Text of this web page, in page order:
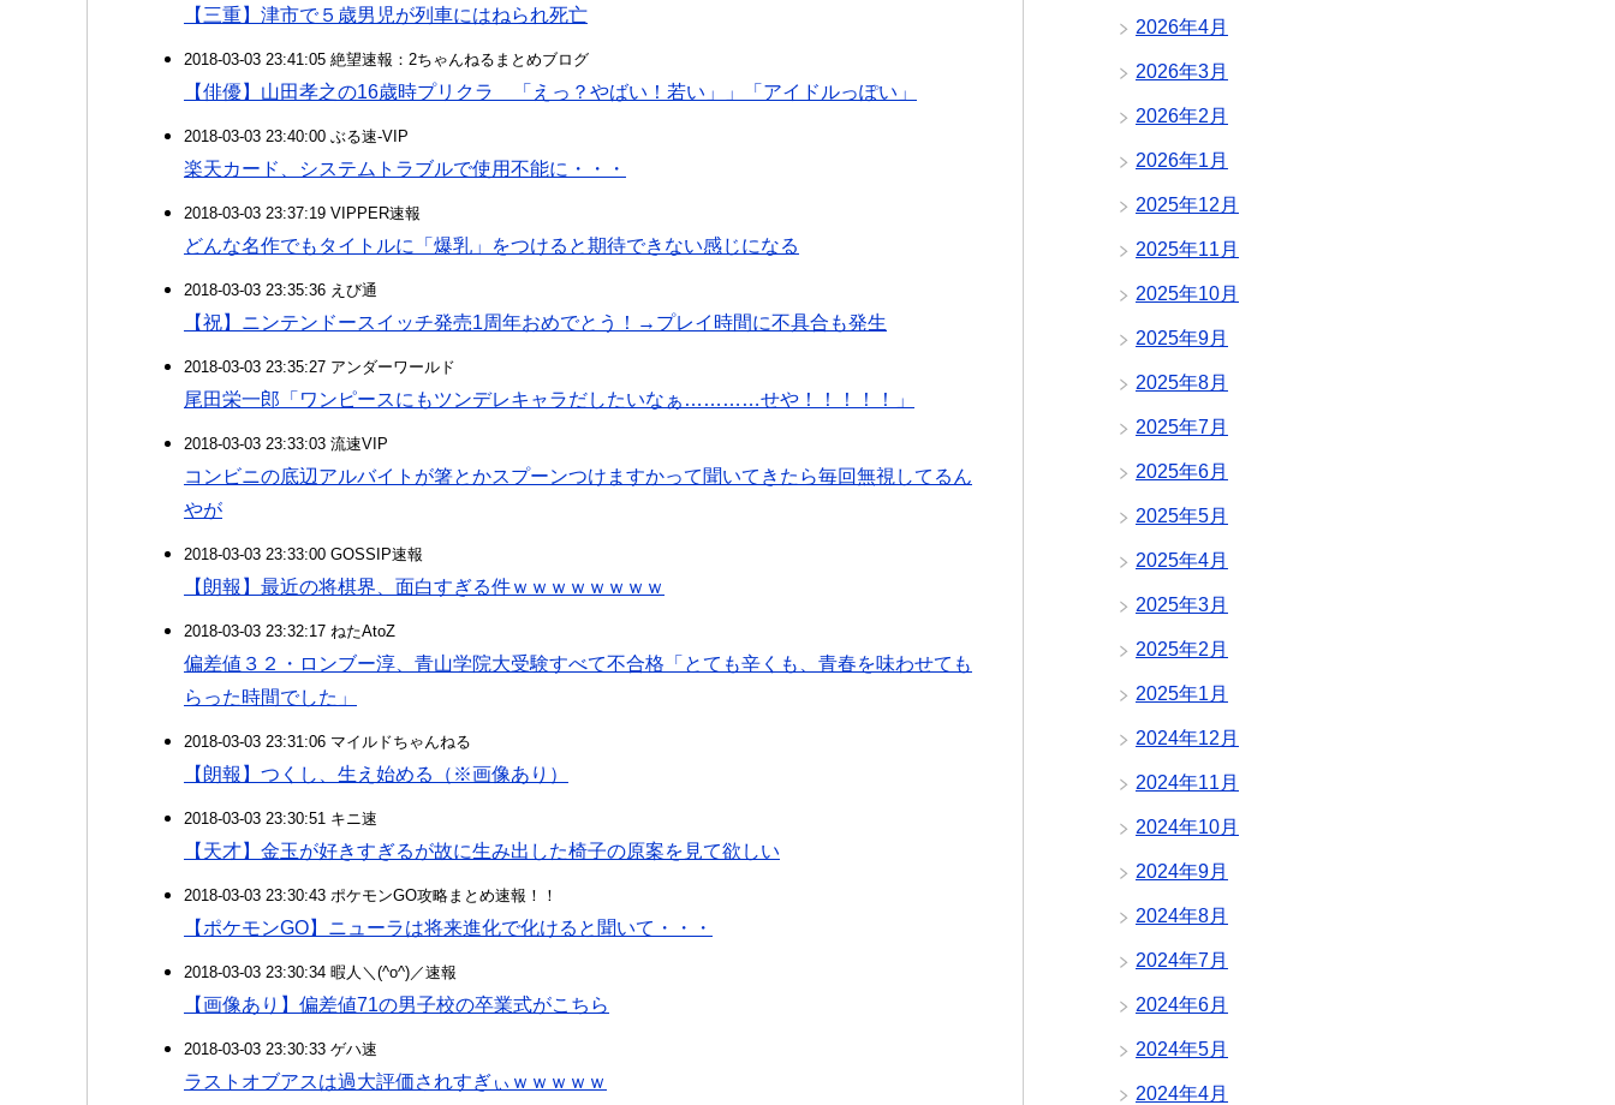
【三重】津市で５歳男児が列車にはねられ死亡
2018-03-03 23:41:05 絶望速報：2ちゃんねるまとめブログ
【俳優】山田孝之の16歳時プリクラ 「えっ？やばい！若い」」「アイドルっぽい」
2018-03-03 23:40:00 ぶる速-VIP
楽天カード、システムトラブルで使用不能に・・・
2018-03-03 23:37:19 VIPPER速報
どんな名作でもタイトルに「爆乳」をつけると期待できない感じになる
2018-03-03 23:35:36 えび通
【祝】ニンテンドースイッチ発売1周年おめでとう！→プレイ時間に不具合も発生
2018-03-03 23:35:27 アンダーワールド
尾田栄一郎「ワンピースにもツンデレキャラだしたいなぁ…………せや！！！！！」
2018-03-03 23:33:03 流速VIP
コンビニの底辺アルバイトが箸とかスプーンつけますかって聞いてきたら毎回無視してるん
やが
2018-03-03 23:33:00 GOSSIP速報
【朗報】最近の将棋界、面白すぎる件ｗｗｗｗｗｗｗｗ
2018-03-03 23:32:17 ねたAtoZ
偏差値３２・ロンブー淳、青山学院大受験すべて不合格「とても辛くも、青春を味わせても
らった時間でした」
2018-03-03 23:31:06 マイルドちゃんねる
【朗報】つくし、生え始める（※画像あり）
2018-03-03 23:30:51 キニ速
【天才】金玉が好きすぎるが故に生み出した椅子の原案を見て欲しい
2018-03-03 23:30:43 ポケモンGO攻略まとめ速報！！
【ポケモンGO】ニューラは将来進化で化けると聞いて・・・
2018-03-03 23:30:34 暇人＼(^o^)／速報
【画像あり】偏差値71の男子校の卒業式がこちら
2018-03-03 23:30:33 ゲハ速
ラストオブアスは過大評価されすぎぃｗｗｗｗｗ
2026年4月
2026年3月
2026年2月
2026年1月
2025年12月
2025年11月
2025年10月
2025年9月
2025年8月
2025年7月
2025年6月
2025年5月
2025年4月
2025年3月
2025年2月
2025年1月
2024年12月
2024年11月
2024年10月
2024年9月
2024年8月
2024年7月
2024年6月
2024年5月
2024年4月